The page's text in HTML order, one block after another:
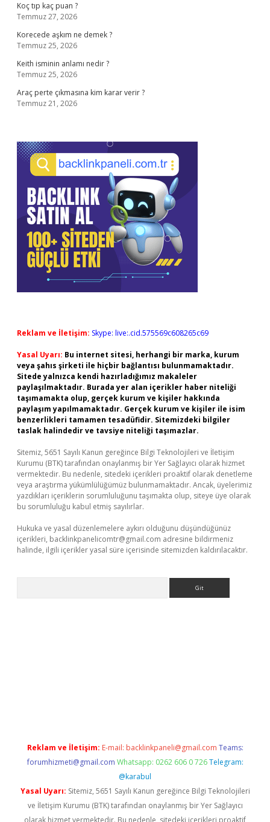
Koç tıp kaç puan ?
Temmuz 27, 2026
Korecede aşkım ne demek ?
Temmuz 25, 2026
Keith isminin anlamı nedir ?
Temmuz 25, 2026
Araç perte çıkmasına kim karar verir ?
Temmuz 21, 2026
Reklam ve İletişim: Skype: live:.cid.575569c608265c69
Yasal Uyarı: Bu internet sitesi, herhangi bir marka, kurum
veya şahıs şirketi ile hiçbir bağlantısı bulunmamaktadır.
Sitede yalnızca kendi hazırladığımız makaleler
paylaşılmaktadır. Burada yer alan içerikler haber niteliği
taşımamakta olup, gerçek kurum ve kişiler hakkında
paylaşım yapılmamaktadır. Gerçek kurum ve kişiler ile isim
benzerlikleri tamamen tesadüfidir. Sitemizdeki bilgiler
taslak halindedir ve tavsiye niteliği taşımazlar.
Sitemiz, 5651 Sayılı Kanun gereğince Bilgi Teknolojileri ve İletişim
Kurumu (BTK) tarafından onaylanmış bir Yer Sağlayıcı olarak hizmet
vermektedir. Bu nedenle, sitedeki içerikleri proaktif olarak denetleme
veya araştırma yükümlülüğümüz bulunmamaktadır. Ancak, üyelerimiz
yazdıkları içeriklerin sorumluluğunu taşımakta olup, siteye üye olarak
bu sorumluluğu kabul etmiş sayılırlar.
Hukuka ve yasal düzenlemelere aykırı olduğunu düşündüğünüz
içerikleri, backlinkpanelicomtr@gmail.com adresine bildirmeniz
halinde, ilgili içerikler yasal süre içerisinde sitemizden kaldırılacaktır.
Reklam ve İletişim: E-mail: backlinkpaneli@gmail.com Teams:
forumhizmeti@gmail.com Whatsapp: 0262 606 0 726 Telegram:
@karabul
Yasal Uyarı: Sitemiz, 5651 Sayılı Kanun gereğince Bilgi Teknolojileri
ve İletişim Kurumu (BTK) tarafından onaylanmış bir Yer Sağlayıcı
olarak hizmet vermektedir. Bu nedenle, sitedeki içerikleri proaktif